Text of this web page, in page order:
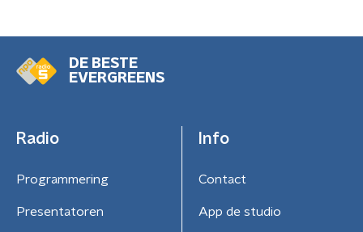
DE BESTE
EVERGREENS
Radio
Programmering
Presentatoren
Info
Contact
App de studio